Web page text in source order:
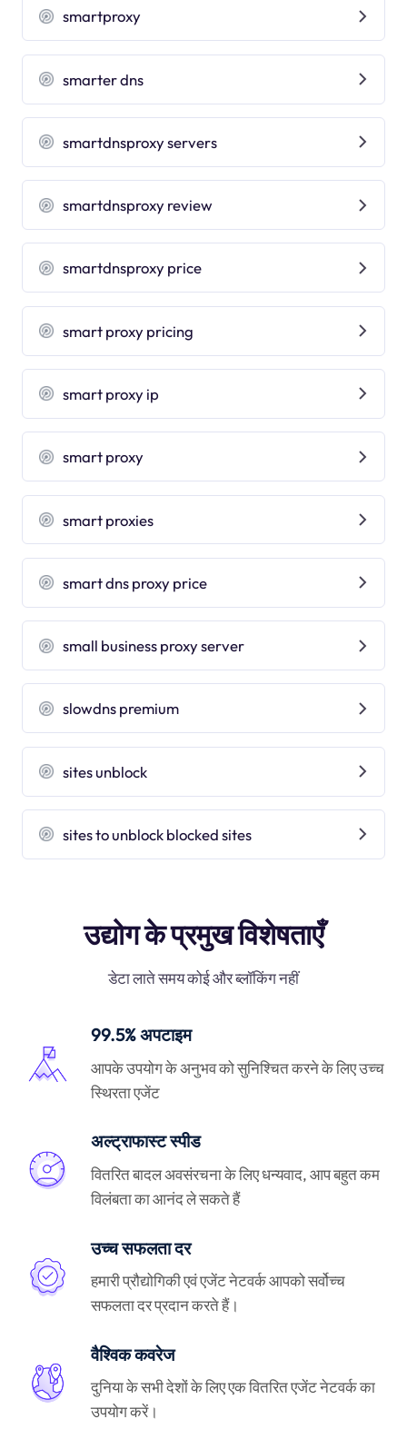
smartproxy
smarter dns
smartdnsproxy servers
smartdnsproxy review
smartdnsproxy price
smart proxy pricing
smart proxy ip
smart proxy
smart proxies
smart dns proxy price
small business proxy server
slowdns premium
sites unblock
sites to unblock blocked sites
उद्योग के प्रमुख विशेषताएँ
डेटा लाते समय कोई और ब्लॉकिंग नहीं
99.5% अपटाइम
आपके उपयोग के अनुभव को सुनिश्चित करने के लिए उच्च
स्थिरता एजेंट
अल्ट्राफास्ट स्पीड
वितरित बादल अवसंरचना के लिए धन्यवाद, आप बहुत कम
विलंबता का आनंद ले सकते हैं
उच्च सफलता दर
हमारी प्रौद्योगिकी एवं एजेंट नेटवर्क आपको सर्वोच्च
सफलता दर प्रदान करते हैं।
वैश्विक कवरेज
दुनिया के सभी देशों के लिए एक वितरित एजेंट नेटवर्क का
उपयोग करें।